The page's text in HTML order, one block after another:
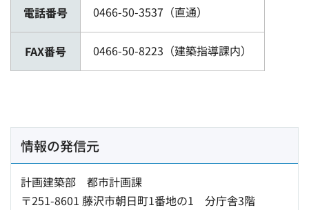
電話番号 0466-50-3537（直通）
FAX番号 0466-50-8223（建築指導課内）
情報の発信元
計画建築部 都市計画課
〒251-8601 藤沢市朝日町1番地の1 分庁舎3階